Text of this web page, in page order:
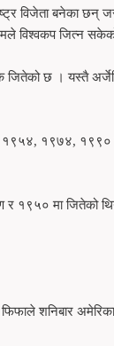
विजेता बनेका छन्
विश्वकप जित्न
जितेको छ । यस्तै
१९७४, १९९०
र १९५० मा जितेको
शनिबार